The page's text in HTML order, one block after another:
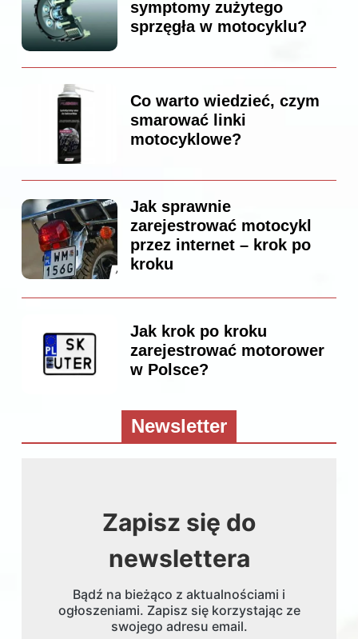
symptomy zużytego
sprzęgła w motocyklu?
Co warto wiedzieć, czym
smarować linki
motocyklowe?
Jak sprawnie
zarejestrować motocykl
przez internet – krok po
kroku
Jak krok po kroku
zarejestrować motorower
w Polsce?
Newsletter
Zapisz się do
newslettera
Bądź na bieżąco z aktualnościami i
ogłoszeniami. Zapisz się korzystając ze
swojego adresu email.